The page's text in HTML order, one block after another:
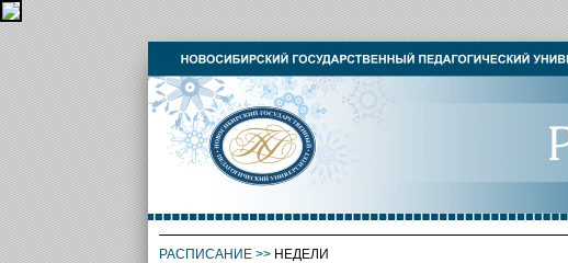
РАСПИСАНИЕ>> НЕДЕЛИ